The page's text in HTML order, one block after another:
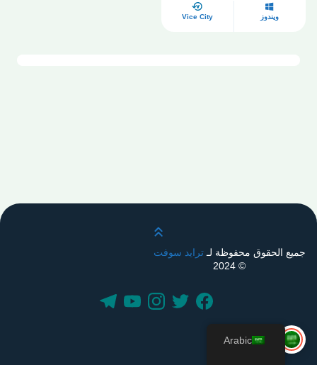
ويندوز Vice City
قم بالتمرير لأعلى
جميع الحقوق محفوظة لـترايد سوفت
© 2024
Arabic